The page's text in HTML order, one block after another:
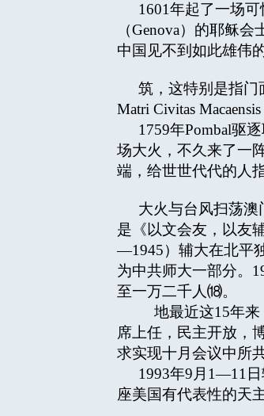
1601年起了一场
（Genova）的耶稣
中国见不到如此雄伟
筑，这特别是指门
Matri Civitas
1759年Pombal驱
场大火，不久来了一
端，给世世代代的人
大火与台风扫荡澳
是《以文会友，以友
—1945）辅大在北平
为中共师大一部分。
至一万二千人⒅。
地最近这15年来
席上任，民主开放，
求实现十月会议中所
1993年9月1—11
座美国有代表性的天